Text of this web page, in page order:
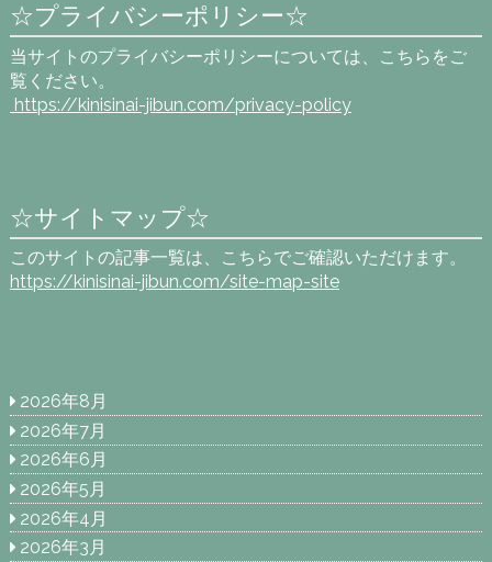
☆プライバシーポリシー☆
当サイトのプライバシーポリシーについては、こちらをご
覧ください。
https://kinisinai-jibun.com/privacy-policy
☆サイトマップ☆
このサイトの記事一覧は、こちらでご確認いただけます。
https://kinisinai-jibun.com/site-map-site
2026年8月
2026年7月
2026年6月
2026年5月
2026年4月
2026年3月